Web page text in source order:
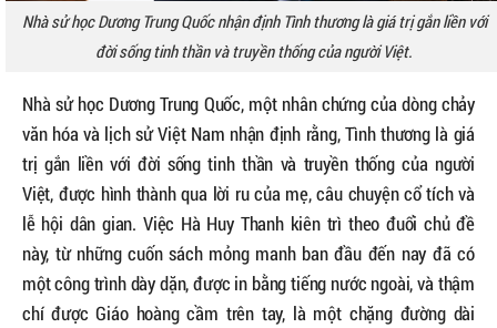
Nhà sử học Dương Trung Quốc nhận định Tình thương là giá trị gắn liền với
đời sống tinh thần và truyền thống của người Việt.
Nhà sử học Dương Trung Quốc, một nhân chứng của dòng chảy
văn hóa và lịch sử Việt Nam nhận định rằng, Tình thương là giá
trị gắn liền với đời sống tinh thần và truyền thống của người
Việt, được hình thành qua lời ru của mẹ, câu chuyện cổ tích và
lễ hội dân gian. Việc Hà Huy Thanh kiên trì theo đuổi chủ đề
này, từ những cuốn sách mỏng manh ban đầu đến nay đã có
một công trình dày dặn, được in bằng tiếng nước ngoài, và thậm
chí được Giáo hoàng cầm trên tay, là một chặng đường dài